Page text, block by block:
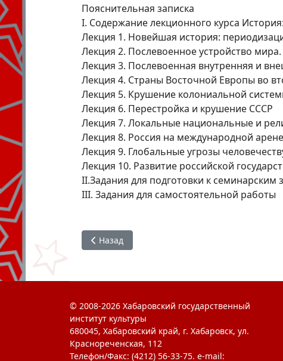
Пояснительная записка
I. Содержание лекционного курса
Лекция 1. Новейшая история:
Лекция 2. Послевоенное устройство
Лекция 3. Послевоенная внутренняя и
Лекция 4. Страны Восточной Европы во
Лекция 5. Крушение колониальной
Лекция 6. Перестройка и крушение СССР
Лекция 7. Локальные национальные и
Лекция 8. Россия на международной арене
Лекция 9. Глобальные угрозы
Лекция 10. Развитие российской
II.Задания для подготовки к семинарским
III. Задания для самостоятельной работы
Предыдущий: Основы музейной педагогики
Назад
© 2008-2026 Хабаровский государственный
институт культуры
680045, Хабаровский край, г. Хабаровск, ул.
Краснореченская, 112
Телефон/Факс: (4212) 56-33-75. e-mail: